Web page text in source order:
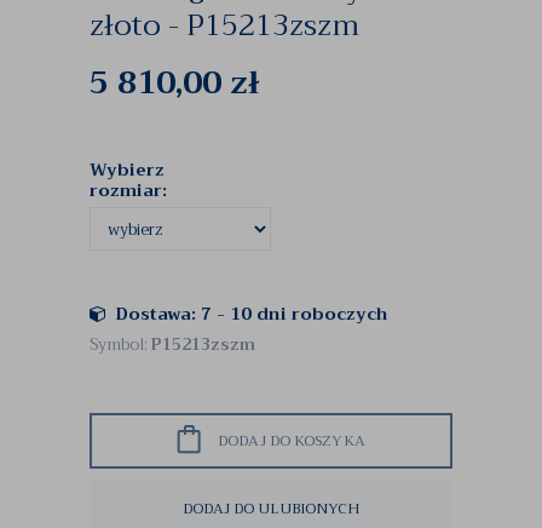
złoto - P15213zszm
5 810,00zł
Wybierz
rozmiar:
Dostawa: 7 - 10 dni roboczych
Symbol:P15213zszm
DODAJ DO KOSZYKA
DODAJ DO ULUBIONYCH